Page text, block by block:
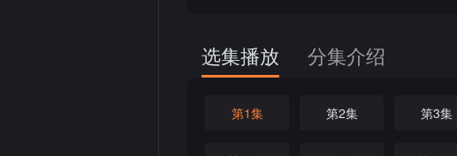
选集播放 分集介绍
第1集 第2集 第3集